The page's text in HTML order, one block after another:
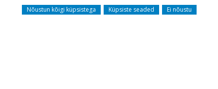
Webmail
Nõustun kõigi küpsistega Küpsiste seaded Ei nõustu